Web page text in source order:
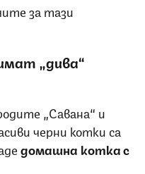
за тази
„дива“
„Савана“ и
черни котки са
домашна котка с